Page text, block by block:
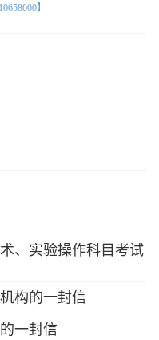
】
、实验操作科目考试
构的一封信
一封信